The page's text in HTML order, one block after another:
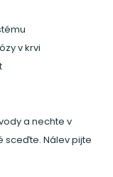
v krvi
a nechte v
sceďte. Nálev pijte